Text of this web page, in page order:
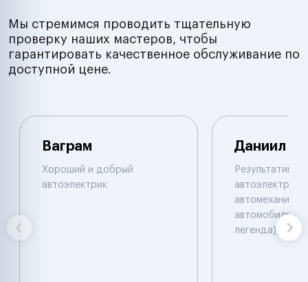
Мы стремимся проводить тщательную
проверку наших мастеров, чтобы
гарантировать качественное обслуживание по
доступной цене.
Ваграм
Хороший и добрый
автоэлектрик
Даниил
автоэлектрик и
автомеханик
автомобилям.
легенда))